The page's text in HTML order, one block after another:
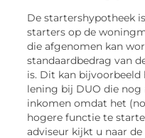
De startershypotheek
starters op de
die afgenomen kan
standaardbedrag van
is. Dit kan bijvoorbeeld
lening bij DUO die
inkomen omdat het
hogere functie te
adviseur kijkt u naar